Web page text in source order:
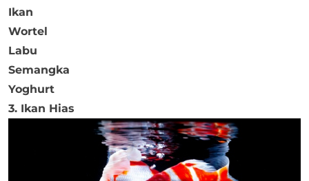
Ikan
Wortel
Labu
Semangka
Yoghurt
3. Ikan Hias